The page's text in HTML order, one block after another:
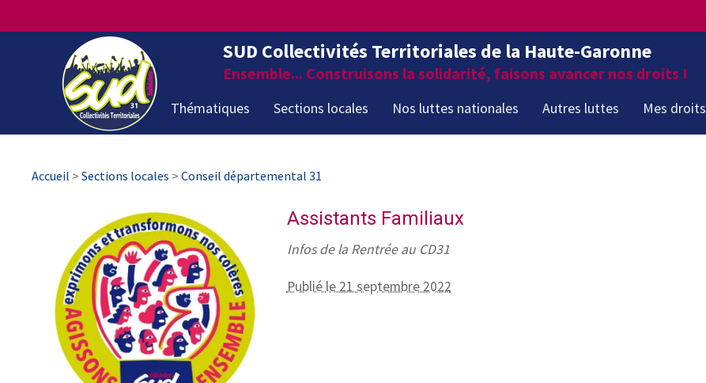
SUD Collectivités Territoriales de la Haute-Garonne
Ensemble... Construisons la solidarité, faisons avancer nos droits !
Thématiques Sections locales Nos luttes nationales Autres luttes Mes droits
Accueil > Sections locales > Conseil départemental 31
Assistants Familiaux
Infos de la Rentrée au CD31
Publié le 21 septembre 2022